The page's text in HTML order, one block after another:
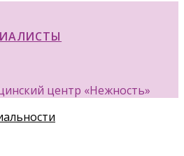
центр «Нежность»